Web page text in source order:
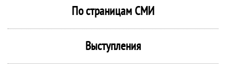
По страницам СМИ
Выступления